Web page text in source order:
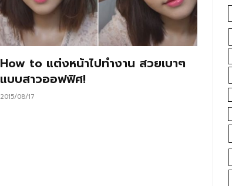
How to แต่งหน้าไปทํางาน สวยเบาๆ
แบบสาวออฟฟิศ!
2015/08/17